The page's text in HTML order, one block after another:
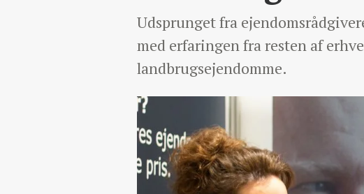
Udsprunget fra
med erfaringen fra resten af
landbrugsejendomme.